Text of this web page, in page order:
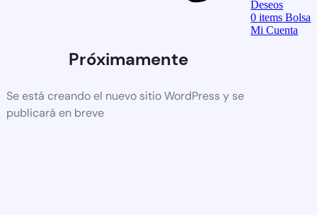
Próximamente
Se está creando el nuevo sitio WordPress y se
publicará en breve
Deseos
0items Bolsa
Mi Cuenta